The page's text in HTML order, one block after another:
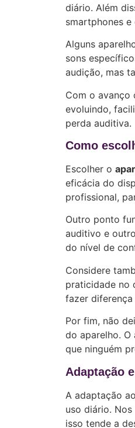
diário. Além
smartphones
Alguns
sons
audição, mas
Com o avanço
evoluindo,
perda auditiva.
Como
Escolher o
eficácia do
profissional,
Outro ponto
auditivo e
do nível de
Considere
praticidade no
fazer
Por fim, não
do aparelho.
que ninguém
Adaptação
A adaptação ao
uso diário.
isso tende a